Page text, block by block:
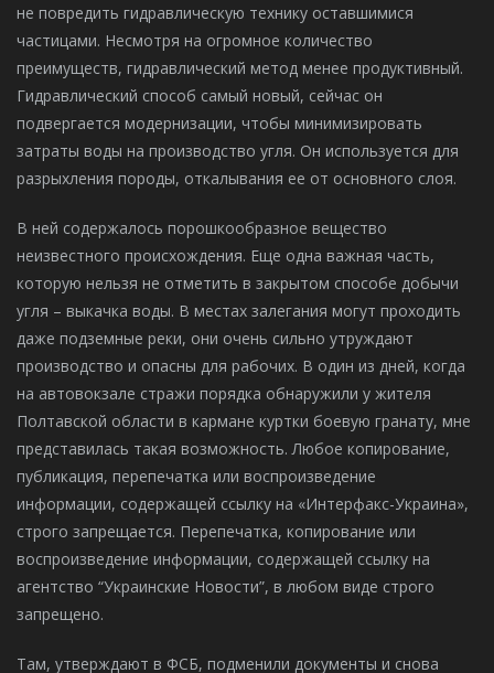
не повредить гидравлическую технику оставшимися
частицами. Несмотря на огромное количество
преимуществ, гидравлический метод менее продуктивный.
Гидравлический способ самый новый, сейчас он
подвергается модернизации, чтобы минимизировать
затраты воды на производство угля. Он используется для
разрыхления породы, откалывания ее от основного слоя.
В ней содержалось порошкообразное вещество
неизвестного происхождения. Еще одна важная часть,
которую нельзя не отметить в закрытом способе добычи
угля – выкачка воды. В местах залегания могут проходить
даже подземные реки, они очень сильно утруждают
производство и опасны для рабочих. В один из дней, когда
на автовокзале стражи порядка обнаружили у жителя
Полтавской области в кармане куртки боевую гранату, мне
представилась такая возможность. Любое копирование,
публикация, перепечатка или воспроизведение
информации, содержащей ссылку на «Интерфакс-Украина»,
строго запрещается. Перепечатка, копирование или
воспроизведение информации, содержащей ссылку на
агентство “Украинские Новости”, в любом виде строго
запрещено.
Там, утверждают в ФСБ, подменили документы и снова